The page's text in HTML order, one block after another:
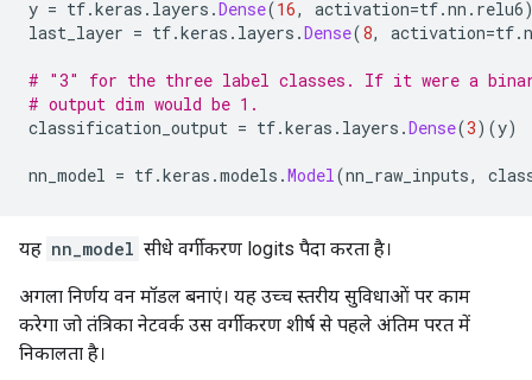
y = tf.keras . layers .Dense(16, activation=tf.nn . relu6
last_layer = tf.keras . layers .Dense(8, activation=tf.
# "3" for the three label classes. If it were a
# output dim would be 1.
classification_output = tf.keras . layers .Dense(3)(y)
nn_model = tf.keras .models .Model(nn_raw_inputs,
यह nn_model सीधे वर्गीकरण logits पैदा करता है।
अगला निर्णय वन मॉडल बनाएं। यह उच्च स्तरीय सुविधाओं पर काम
करेगा जो तंत्रिका नेटवर्क उस वर्गीकरण शीर्ष से पहले अंतिम परत में
निकालता है।